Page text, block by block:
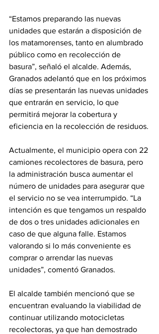
“Estamos preparando las nuevas
unidades que estarán a disposición de
los matamorenses, tanto en alumbrado
público como en recolección de
basura”, señaló el alcalde. Además,
Granados adelantó que en los próximos
días se presentarán las nuevas unidades
que entrarán en servicio, lo que
permitirá mejorar la cobertura y
eficiencia en la recolección de residuos.
Actualmente, el municipio opera con 22
camiones recolectores de basura, pero
la administración busca aumentar el
número de unidades para asegurar que
el servicio no se vea interrumpido. “La
intención es que tengamos un respaldo
de dos o tres unidades adicionales en
caso de que alguna falle. Estamos
valorando si lo más conveniente es
comprar o arrendar las nuevas
unidades”, comentó Granados.
El alcalde también mencionó que se
encuentran evaluando la viabilidad de
continuar utilizando motocicletas
recolectoras, ya que han demostrado